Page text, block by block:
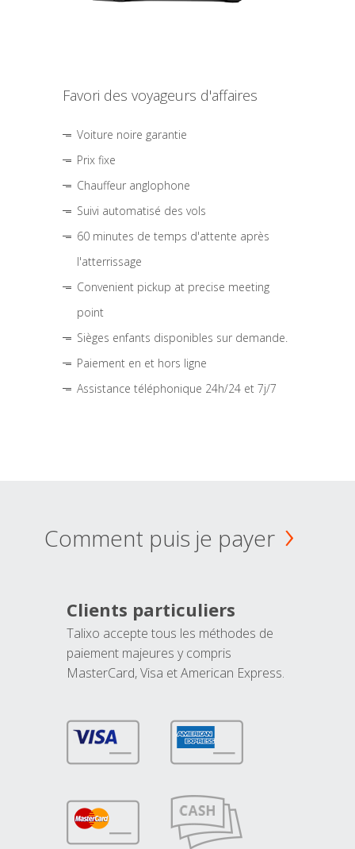
Favori des voyageurs d'affaires
Voiture noire garantie
Prix fixe
Chauffeur anglophone
Suivi automatisé des vols
60 minutes de temps d'attente après
l'atterrissage
Convenient pickup at precise meeting
point
Sièges enfants disponibles sur demande.
Paiement en et hors ligne
Assistance téléphonique 24h/24 et 7j/7
Comment puis je payer
Clients particuliers
Talixo accepte tous les méthodes de
paiement majeures y compris
MasterCard, Visa et American Express.